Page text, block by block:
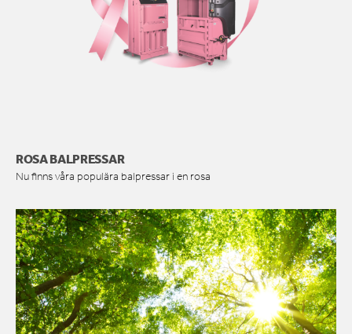
ROSA BALPRESSAR
Nu finns våra populära balpressar i en rosa